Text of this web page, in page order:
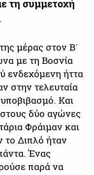
τη συμμετοχή
μέρας στον Β΄
με τη Βοσνία
ενδεχόμενη ήττα
στην τελευταία
Και
δύο αγώνες
Φράιμαν και
το Διπλό ήταν
Ένας
παρά να